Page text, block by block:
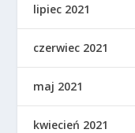
lipiec 2021
czerwiec 2021
maj 2021
kwiecień 2021